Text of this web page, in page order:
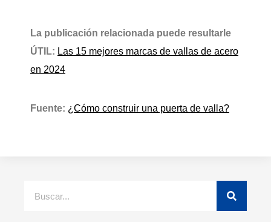
La publicación relacionada puede resultarle
ÚTIL: Las 15 mejores marcas de vallas de acero
en 2024
Fuente: ¿Cómo construir una puerta de valla?